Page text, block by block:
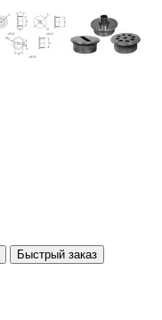
Быстрый заказ